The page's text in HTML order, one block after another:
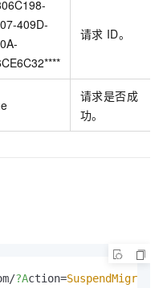
409D-
请求 ID。
请求是否成
功。
?Action=